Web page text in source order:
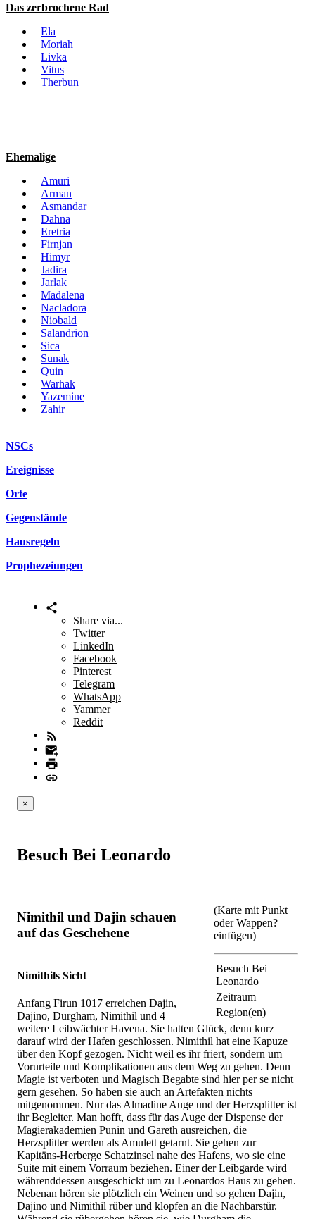
Das zerbrochene Rad
Ela
Moriah
Livka
Vitus
Therbun
Ehemalige
Amuri
Arman
Asmandar
Dahna
Eretria
Firnjan
Himyr
Jadira
Jarlak
Madalena
Nacladora
Niobald
Salandrion
Sica
Sunak
Quin
Warhak
Yazemine
Zahir
NSCs
Ereignisse
Orte
Gegenstände
Hausregeln
Prophezeiungen
Share via...
Twitter
LinkedIn
Facebook
Pinterest
Telegram
WhatsApp
Yammer
Reddit
×
Besuch Bei Leonardo
(Karte mit Punkt
oder Wappen?
einfügen)
Besuch Bei
Leonardo
Zeitraum
Region(en)
Nimithil und Dajin schauen
auf das Geschehene
Nimithils Sicht
Anfang Firun 1017 erreichen Dajin,
Dajino, Durgham, Nimithil und 4
weitere Leibwächter Havena. Sie hatten Glück, denn kurz
darauf wird der Hafen geschlossen. Nimithil hat eine Kapuze
über den Kopf gezogen. Nicht weil es ihr friert, sondern um
Vorurteile und Komplikationen aus dem Weg zu gehen. Denn
Magie ist verboten und Magisch Begabte sind hier per se nicht
gern gesehen. So haben sie auch an Artefakten nichts
mitgenommen. Nur das Almadine Auge und der Herzsplitter ist
ihr Begleiter. Man hofft, dass für das Auge der Dispense der
Magierakademien Punin und Gareth ausreichen, die
Herzsplitter werden als Amulett getarnt. Sie gehen zur
Kapitäns-Herberge Schatzinsel nahe des Hafens, wo sie eine
Suite mit einem Vorraum beziehen. Einer der Leibgarde wird
währenddessen ausgeschickt um zu Leonardos Haus zu gehen.
Nebenan hören sie plötzlich ein Weinen und so gehen Dajin,
Dajino und Nimithil rüber und klopfen an die Nachbarstür.